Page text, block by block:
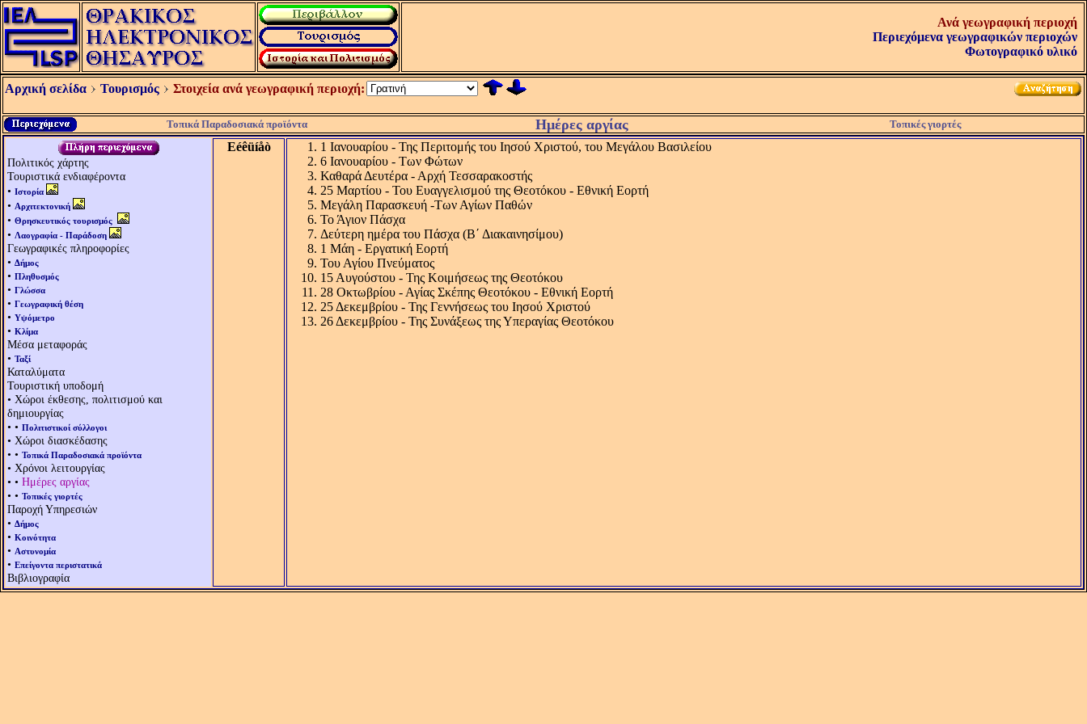
Ανά γεωγραφική περιοχή
Περιεχόμενα γεωγραφικών περιοχών
Φωτογραφικό υλικό
Αρχική σελίδα Τουρισμός Στοιχεία ανά γεωγραφική περιοχή:
Τοπικά Παραδοσιακά προϊόντα Ημέρες αργίας Τοπικές γιορτές
Πολιτικός χάρτης
Τουριστικά ενδιαφέροντα
• Ιστορία
• Αρχιτεκτονική
• Θρησκευτικός τουρισμός
• Λαογραφία - Παράδοση
Γεωγραφικές πληροφορίες
• Δήμος
• Πληθυσμός
• Γλώσσα
• Γεωγραφική θέση
• Υψόμετρο
• Κλίμα
Μέσα μεταφοράς
• Ταξί
Καταλύματα
Τουριστική υποδομή
• Χώροι έκθεσης, πολιτισμού και
δημιουργίας
• • Πολιτιστικοί σύλλογοι
• Χώροι διασκέδασης
• • Τοπικά Παραδοσιακά προϊόντα
• Χρόνοι λειτουργίας
• • Ημέρες αργίας
• • Τοπικές γιορτές
Παροχή Υπηρεσιών
• Δήμος
• Κοινότητα
• Αστυνομία
• Επείγοντα περιστατικά
Βιβλιογραφία
Eéêüíåò
1 Ιανουαρίου - Της Περιτομής του Ιησού Χριστού, του Μεγάλου Βασιλείου
6 Ιανουαρίου - Των Φώτων
Καθαρά Δευτέρα - Αρχή Τεσσαρακοστής
25 Μαρτίου - Του Ευαγγελισμού της Θεοτόκου - Εθνική Εορτή
Μεγάλη Παρασκευή -Των Αγίων Παθών
Το Άγιον Πάσχα
Δεύτερη ημέρα του Πάσχα (Β΄ Διακαινησίμου)
1 Μάη - Εργατική Εορτή
Του Αγίου Πνεύματος
15 Αυγούστου - Της Κοιμήσεως της Θεοτόκου
28 Οκτωβρίου - Αγίας Σκέπης Θεοτόκου - Εθνική Εορτή
25 Δεκεμβρίου - Της Γεννήσεως του Ιησού Χριστού
26 Δεκεμβρίου - Της Συνάξεως της Υπεραγίας Θεοτόκου